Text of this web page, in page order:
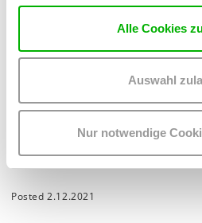
Alle Cookies
Auswahl
Nur notwendige
ARTIKEL
IM AUFTRAG DER
Posted 2.12.2021